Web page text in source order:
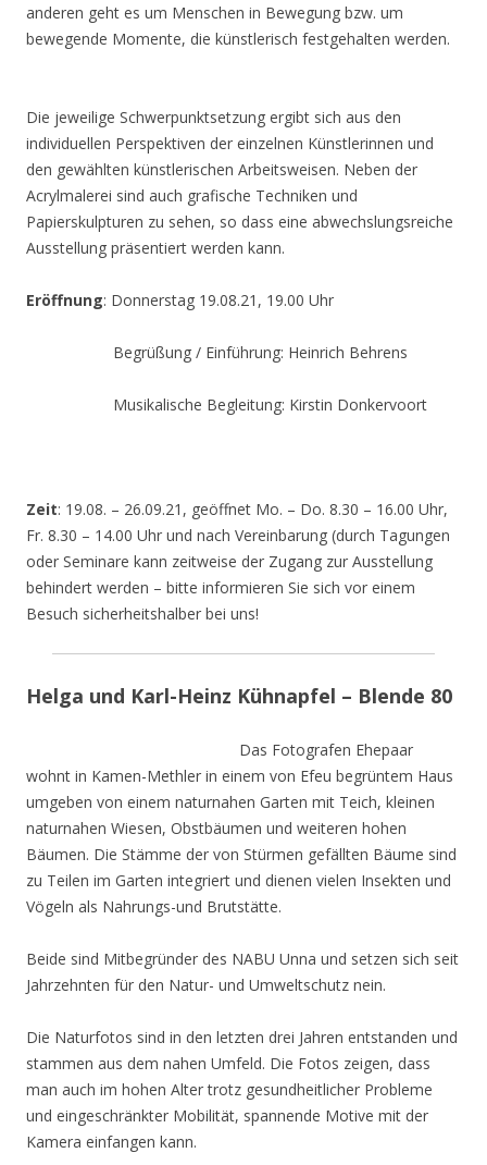
anderen geht es um Menschen in Bewegung bzw. um
bewegende Momente, die künstlerisch festgehalten werden.
Die jeweilige Schwerpunktsetzung ergibt sich aus den
individuellen Perspektiven der einzelnen Künstlerinnen und
den gewählten künstlerischen Arbeitsweisen. Neben der
Acrylmalerei sind auch grafische Techniken und
Papierskulpturen zu sehen, so dass eine abwechslungsreiche
Ausstellung präsentiert werden kann.
Eröffnung: Donnerstag 19.08.21, 19.00 Uhr
Begrüßung / Einführung: Heinrich Behrens
Musikalische Begleitung: Kirstin Donkervoort
Zeit: 19.08. – 26.09.21, geöffnet Mo. – Do. 8.30 – 16.00 Uhr,
Fr. 8.30 – 14.00 Uhr und nach Vereinbarung (durch Tagungen
oder Seminare kann zeitweise der Zugang zur Ausstellung
behindert werden – bitte informieren Sie sich vor einem
Besuch sicherheitshalber bei uns!
Helga und Karl-Heinz Kühnapfel – Blende 80
Das Fotografen Ehepaar
wohnt in Kamen-Methler in einem von Efeu begrüntem Haus
umgeben von einem naturnahen Garten mit Teich, kleinen
naturnahen Wiesen, Obstbäumen und weiteren hohen
Bäumen. Die Stämme der von Stürmen gefällten Bäume sind
zu Teilen im Garten integriert und dienen vielen Insekten und
Vögeln als Nahrungs-und Brutstätte.
Beide sind Mitbegründer des NABU Unna und setzen sich seit
Jahrzehnten für den Natur- und Umweltschutz nein.
Die Naturfotos sind in den letzten drei Jahren entstanden und
stammen aus dem nahen Umfeld. Die Fotos zeigen, dass
man auch im hohen Alter trotz gesundheitlicher Probleme
und eingeschränkter Mobilität, spannende Motive mit der
Kamera einfangen kann.